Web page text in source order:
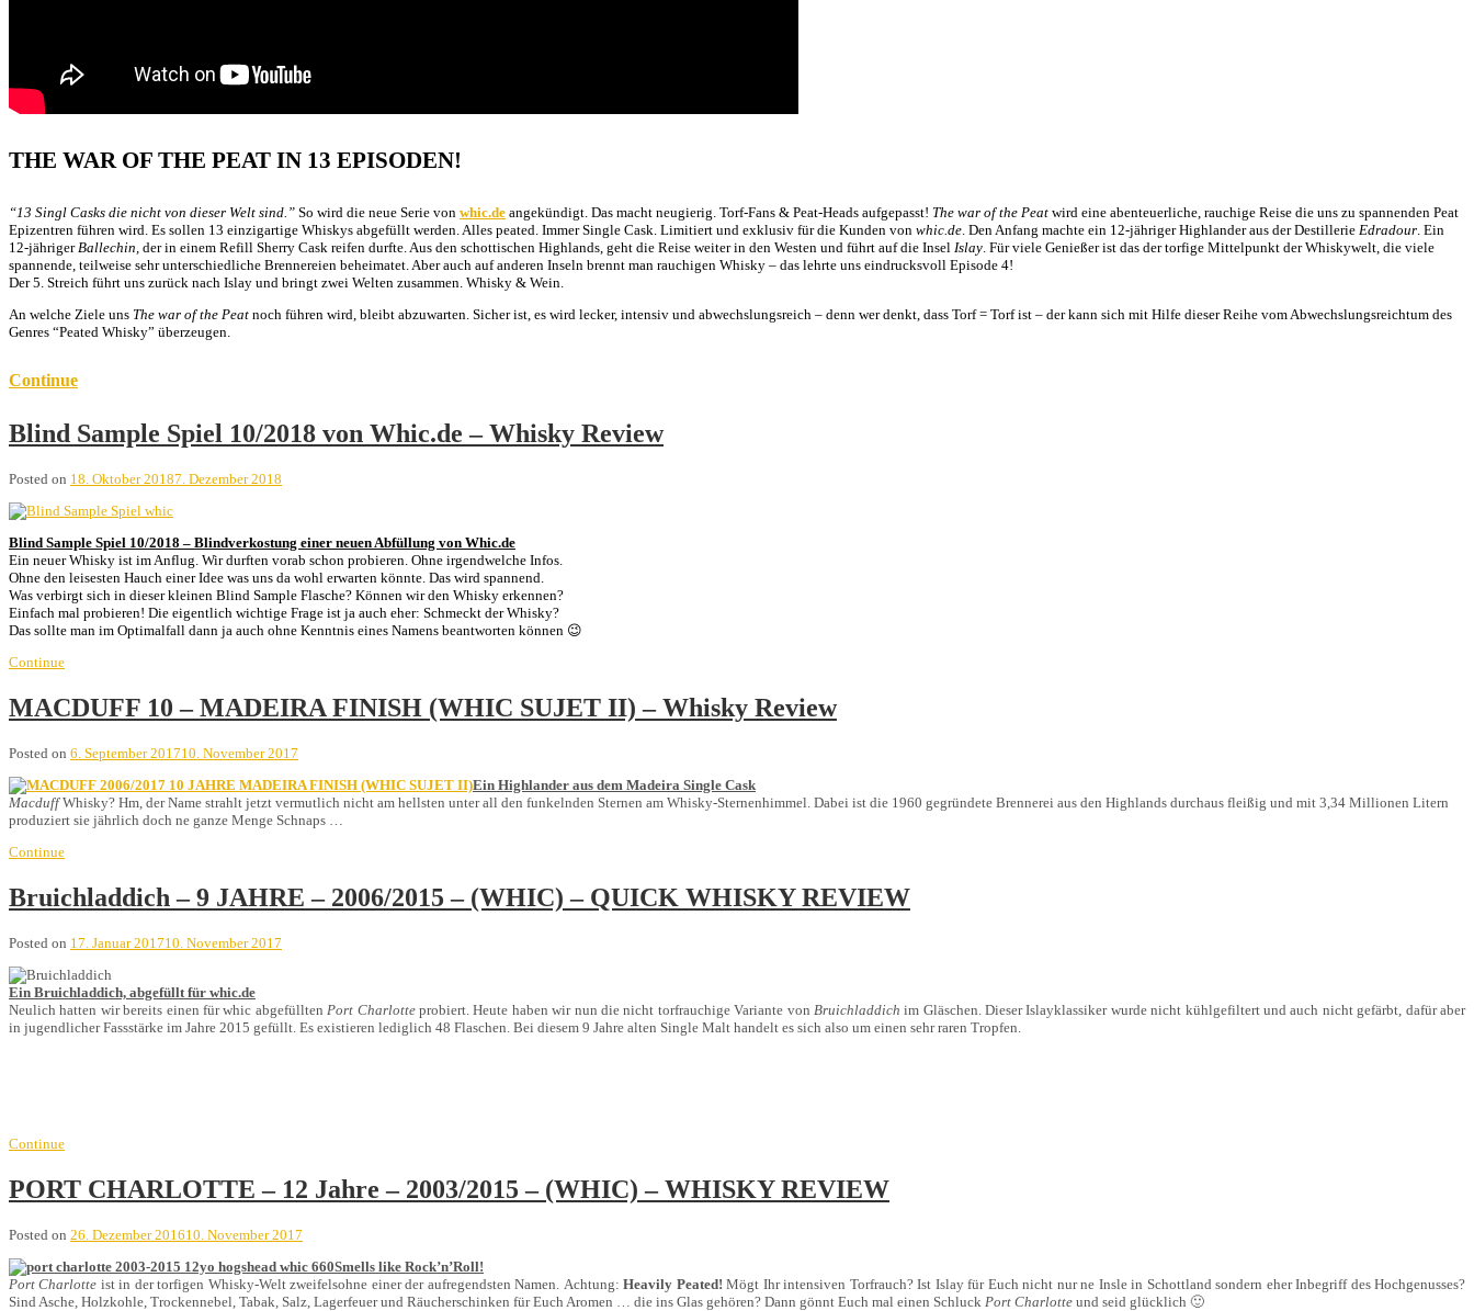
THE WAR OF THE PEAT IN 13 EPISODEN!
“13 Singl Casks die nicht von dieser Welt sind.” So wird die neue Serie von whic.de angekündigt. Das macht neugierig. Torf-Fans & Peat-Heads aufgepasst! The war of the Peat wird eine abenteuerliche, rauchige Reise die uns zu spannenden Peat
Epizentren führen wird. Es sollen 13 einzigartige Whiskys abgefüllt werden. Alles peated. Immer Single Cask. Limitiert und exklusiv für die Kunden von whic.de. Den Anfang machte ein 12-jähriger Highlander aus der Destillerie Edradour. Ein
12-jährigerBallechin, der in einem Refill Sherry Cask reifen durfte. Aus den schottischen Highlands, geht die Reise weiter in den Westen und führt auf die Insel Islay. Für viele Genießer ist das der torfige Mittelpunkt der Whiskywelt, die viele
spannende, teilweise sehr unterschiedliche Brennereien beheimatet. Aber auch auf anderen Inseln brennt man rauchigen Whisky – das lehrte uns eindrucksvoll Episode 4!
Der 5. Streich führt uns zurück nach Islay und bringt zwei Welten zusammen. Whisky & Wein.
An welche Ziele uns The war of the Peat noch führen wird, bleibt abzuwarten. Sicher ist, es wird lecker, intensiv und abwechslungsreich – denn wer denkt, dass Torf = Torf ist – der kann sich mit Hilfe dieser Reihe vom Abwechslungsreichtum des
Genres “Peated Whisky” überzeugen.
Continue
Blind Sample Spiel 10/2018 von Whic.de – Whisky Review
Posted on 18. Oktober 20187. Dezember 2018
Blind Sample Spiel 10/2018 – Blindverkostung einer neuen Abfüllung von Whic.de
Ein neuer Whisky ist im Anflug. Wir durften vorab schon probieren. Ohne irgendwelche Infos.
Ohne den leisesten Hauch einer Idee was uns da wohl erwarten könnte. Das wird spannend.
Was verbirgt sich in dieser kleinen Blind Sample Flasche? Können wir den Whisky erkennen?
Einfach mal probieren! Die eigentlich wichtige Frage ist ja auch eher: Schmeckt der Whisky?
Das sollte man im Optimalfall dann ja auch ohne Kenntnis eines Namens beantworten können 😉
Continue
MACDUFF 10 – MADEIRA FINISH (WHIC SUJET II) – Whisky Review
Posted on 6. September 201710. November 2017
Ein Highlander aus dem Madeira Single Cask
MacduffWhisky? Hm, der Name strahlt jetzt vermutlich nicht am hellsten unter all den funkelnden Sternen am Whisky-Sternenhimmel. Dabei ist die 1960 gegründete Brennerei aus den Highlands durchaus fleißig und mit 3,34 Millionen Litern
produziert sie jährlich doch ne ganze Menge Schnaps …
Continue
Bruichladdich – 9 JAHRE – 2006/2015 – (WHIC) – QUICK WHISKY REVIEW
Posted on 17. Januar 201710. November 2017
Ein Bruichladdich, abgefüllt für whic.de
Neulich hatten wir bereits einen für whic abgefüllten Port Charlotteprobiert. Heute haben wir nun die nicht torfrauchige Variante von Bruichladdich im Gläschen. Dieser Islayklassiker wurde nicht kühlgefiltert und auch nicht gefärbt, dafür aber
in jugendlicher Fassstärke im Jahre 2015 gefüllt. Es existieren lediglich 48 Flaschen. Bei diesem 9 Jahre alten Single Malt handelt es sich also um einen sehr raren Tropfen.
Continue
PORT CHARLOTTE – 12 Jahre – 2003/2015 – (WHIC) – WHISKY REVIEW
Posted on 26. Dezember 201610. November 2017
Smells like Rock’n’Roll!
Port Charlotte ist in der torfigen Whisky-Welt zweifelsohne einer der aufregendsten Namen. Achtung:Heavily Peated!Mögt Ihr intensiven Torfrauch? Ist Islay für Euch nicht nur ne Insle in Schottland sondern eher Inbegriff des Hochgenusses?
Sind Asche, Holzkohle, Trockennebel, Tabak, Salz, Lagerfeuer und Räucherschinken für Euch Aromen … die ins Glas gehören? Dann gönnt Euch mal einen Schluck Port Charlotte und seid glücklich 🙂